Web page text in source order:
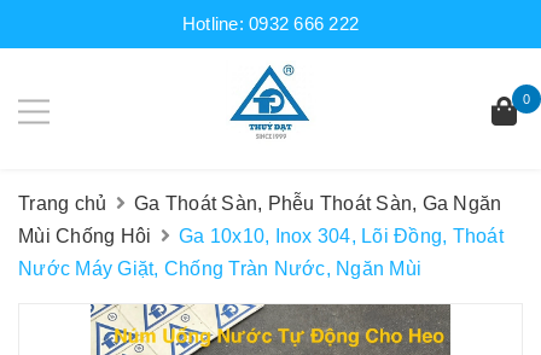
Hotline:0932 666 222
0
Trang chủ
Ga Thoát Sàn, Phễu Thoát Sàn, Ga Ngăn
Mùi Chống Hôi
Ga 10x10, Inox 304, Lõi Đồng, Thoát
Nước Máy Giặt, Chống Tràn Nước, Ngăn Mùi